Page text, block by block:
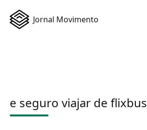
Jornal Movimento
e seguro viajar de flixbus